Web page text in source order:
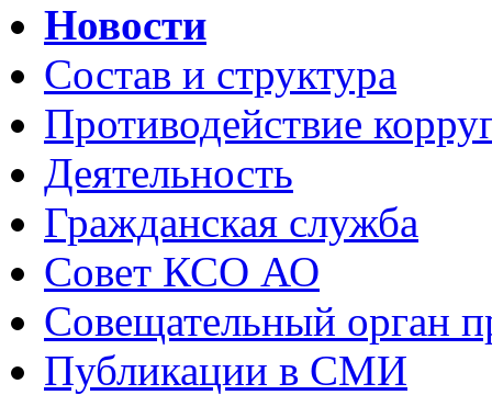
Новости
Состав и структура
Противодействие
Деятельность
Гражданская служба
Совет КСО АО
Совещательный орган
Публикации в СМИ